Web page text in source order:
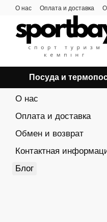
Перейти к основному
О нас Оплата и доставка
Посуда и
О нас
Оплата и доставка
Обмен и возврат
Контактная
Блог